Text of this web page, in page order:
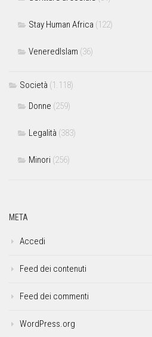
Stay Human Africa (122)
VeneredIslam (36)
Società (1.118)
Donne (259)
Legalità (383)
Minori (256)
META
Accedi
Feed dei contenuti
Feed dei commenti
WordPress.org